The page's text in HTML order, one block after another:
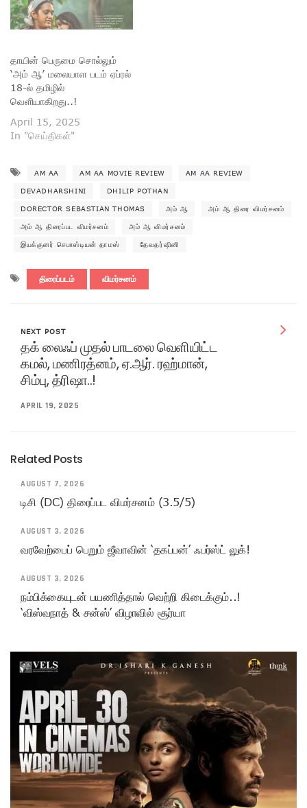
தாயின் பெருமை சொல்லும்
‘அம் ஆ’ மலையாள படம் ஏப்ரல்
18-ல் தமிழில்
வெளியாகிறது..!
April 15, 2025
In "செய்திகள்"
AM AA AM AA MOVIE REVIEW AM AA REVIEW
DEVADHARSHINI DHILIP POTHAN
DORECTOR SEBASTIAN THOMAS அம் ஆ அம் ஆ திரை விமர்சனம்
அம் ஆ திரைப்பட விமர்சனம் அம் ஆ விமர்சனம்
இயக்குனர் செபாஸ்டியன் தாமஸ் தேவதர்ஷினி
திரைப்படம் விமர்சனம்
NEXT POST
தக் லைஃப் முதல் பாடலை வெளியிட்ட
கமல், மணிரத்னம், ஏ.ஆர். ரஹ்மான்,
சிம்பு, த்ரிஷா..!
APRIL 19, 2025
Related Posts
AUGUST 7, 2026
டிசி (DC) திரைப்பட விமர்சனம் (3.5/5)
AUGUST 3, 2026
வரவேற்பைப் பெறும் ஜீவாவின் ‘தகப்பன்’ ஃபர்ஸ்ட் லுக்!
AUGUST 3, 2026
நம்பிக்கையுடன் பயணித்தால் வெற்றி கிடைக்கும்..!
‘விஸ்வநாத் & சன்ஸ்’ விழாவில் சூர்யா